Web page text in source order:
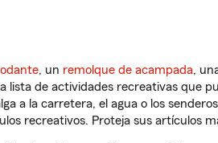
, un remolque de acampada,
lista de actividades recreativas que
a la carretera, el agua o los
recreativos. Proteja sus artículos